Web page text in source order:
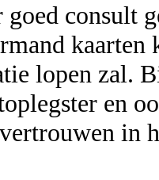
goed consult
kaarten
lopen zal.
en
in